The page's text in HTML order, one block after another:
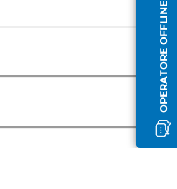
OPERATORE OFFLINE